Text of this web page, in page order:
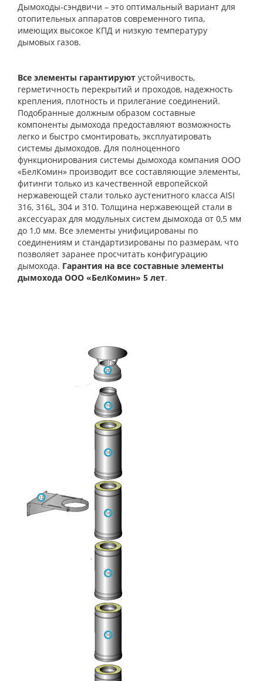
Дымоходы-сэндвичи – это оптимальный вариант для
отопительных аппаратов современного типа,
имеющих высокое КПД и низкую температуру
дымовых газов.
Все элементы гарантируют устойчивость,
герметичность перекрытий и проходов, надежность
крепления, плотность и прилегание соединений.
Подобранные должным образом составные
компоненты дымохода предоставляют возможность
легко и быстро смонтировать, эксплуатировать
системы дымоходов. Для полноценного
функционирования системы дымохода компания ООО
«БелКомин» производит все составляющие элементы,
фитинги только из качественной европейской
нержавеющей стали только аустенитного класса AISI
316, 316L, 304 и 310. Толщина нержавеющей стали в
аксессуарах для модульных систем дымохода от 0,5 мм
до 1,0 мм. Все элементы унифицированы по
соединениям и стандартизированы по размерам, что
позволяет заранее просчитать конфигурацию
дымохода. Гарантия на все составные элементы
дымохода ООО «БелКомин» 5 лет.